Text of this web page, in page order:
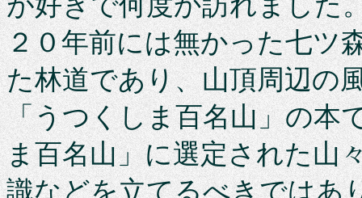
２０年前には無かった七ツ
た林道であり、山頂周辺の
「うつくしま百名山」の本
ま百名山」に選定された山
識などを立てるべきではあ